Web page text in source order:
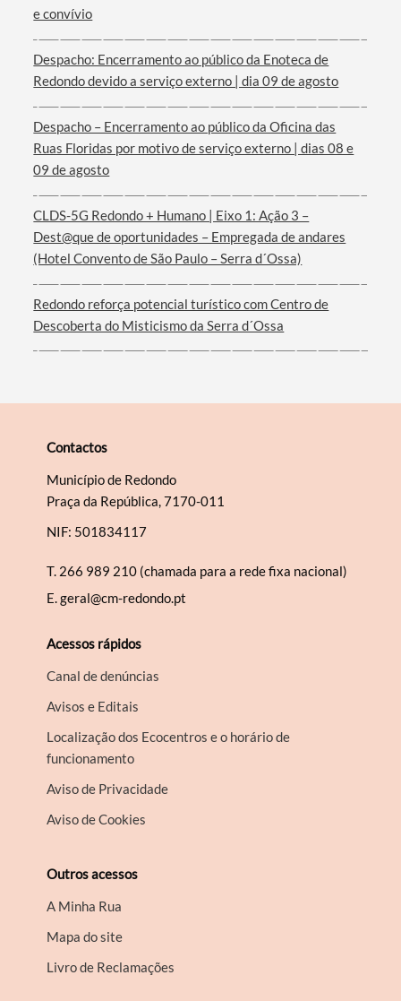
Categorias gerais
Filtros
e convívio
Despacho: Encerramento ao público da Enoteca de
Redondo devido a serviço externo | dia 09 de agosto
Despacho – Encerramento ao público da Oficina das
Ruas Floridas por motivo de serviço externo | dias 08 e
09 de agosto
CLDS-5G Redondo + Humano | Eixo 1: Ação 3 –
Dest@que de oportunidades – Empregada de andares
(Hotel Convento de São Paulo – Serra d´Ossa)
Redondo reforça potencial turístico com Centro de
Descoberta do Misticismo da Serra d´Ossa
Contactos
Município de Redondo
Praça da República, 7170-011
NIF: 501834117
T. 266 989 210 (chamada para a rede fixa nacional)
E.geral@cm-redondo.pt
Acessos rápidos
Canal de denúncias
Avisos e Editais
Localização dos Ecocentros e o horário de
funcionamento
Aviso de Privacidade
Aviso de Cookies
Outros acessos
A Minha Rua
Mapa do site
Livro de Reclamações